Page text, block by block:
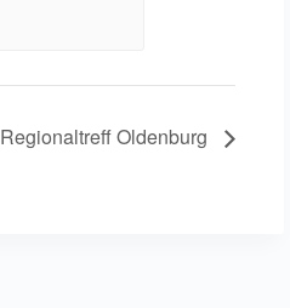
Regionaltreff Oldenburg